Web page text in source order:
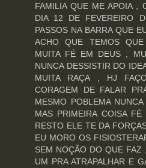
FAMILIA QUE ME APOIA ,
DIA 12 DE FEVEREIRO
PASSOS NA BARRA QUE
ACHO QUE TEMOS
MUITA FÉ EM DEUS ,
NUNCA DESSISTIR DO
MUITA RAÇA , HJ
CORAGEM DE FALAR
MESMO POBLEMA
MAS PRIMEIRA COISA
RESTO ELE TE DA
EU MORO OS
SEM NOÇÃO DO QUE FAZ
UM PRA ATRAPALHAR E